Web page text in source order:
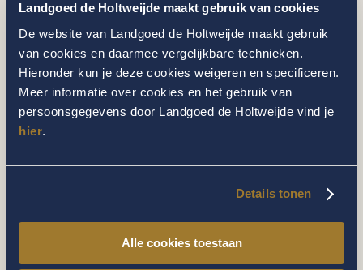
Landgoed de Holtweijde maakt gebruik van cookies
De website van Landgoed de Holtweijde maakt gebruik
van cookies en daarmee vergelijkbare technieken.
Hieronder kun je deze cookies weigeren en specificeren.
Meer informatie over cookies en het gebruik van
persoonsgegevens door Landgoed de Holtweijde vind je
hier.
Details tonen
Alle cookies toestaan
zandpaden, fietsen door bossen en
langs weilanden, of een dagje uit naar
een nabijgelegen dierentuin,
kabouterpad of museum. De omgeving
biedt rust en ruimte, maar ook
Bovendien ligt het landgoed op een
veilige en overzichtelijke locatie, ver
om zich vrij te bewegen. De natuurlijke